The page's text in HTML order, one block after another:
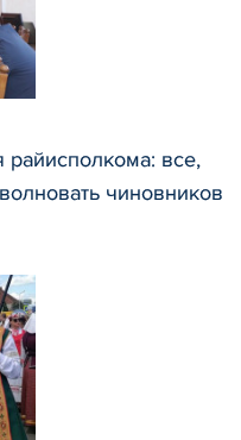
райисполкома: все,
чиновников